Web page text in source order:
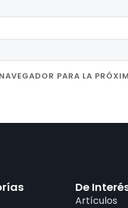
PARA LA
De
Artículos